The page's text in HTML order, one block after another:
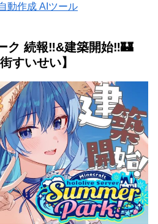
動作成 AIツール
ク 続報‼&建築開始‼🏰
すいせい】